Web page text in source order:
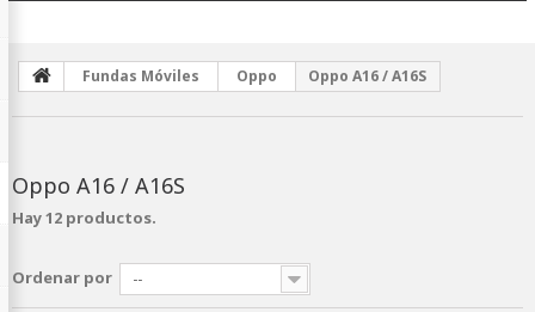
Fundas Móviles Oppo Oppo A16 / A16S
Oppo A16 / A16S
Hay 12 productos.
Ordenar por --